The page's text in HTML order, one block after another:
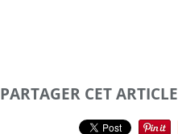
PARTAGER CET ARTICLE